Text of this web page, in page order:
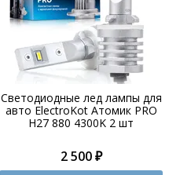
Светодиодные лед лампы для
авто ElectroKot Атомик PRO
H27 880 4300K 2 шт
2 500 ₽